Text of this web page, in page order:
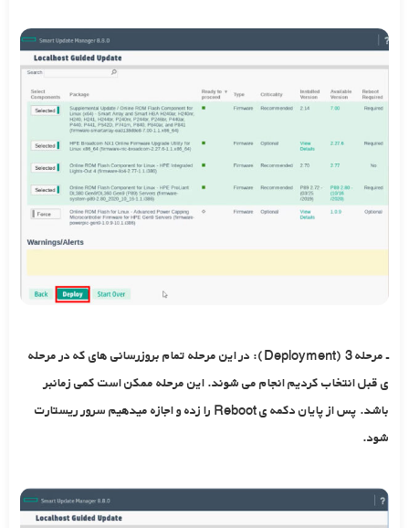
ـ مرحله 3 (Deployment): در این مرحله تمام بروزرسانی های که در مرحله
ی قبل انتخاب کردیم انجام می شوند. این مرحله ممکن است کمی زمانبر
باشد. پس از پایان دکمه ی Reboot را زده و اجازه میدهیم سرور ریستارت
شود.